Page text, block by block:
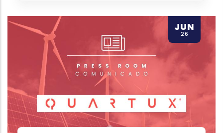
JUN
26